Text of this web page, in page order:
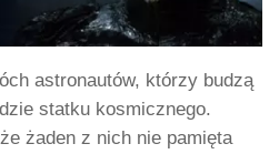
astronautów, którzy budzą
statku kosmicznego.
żaden z nich nie pamięta